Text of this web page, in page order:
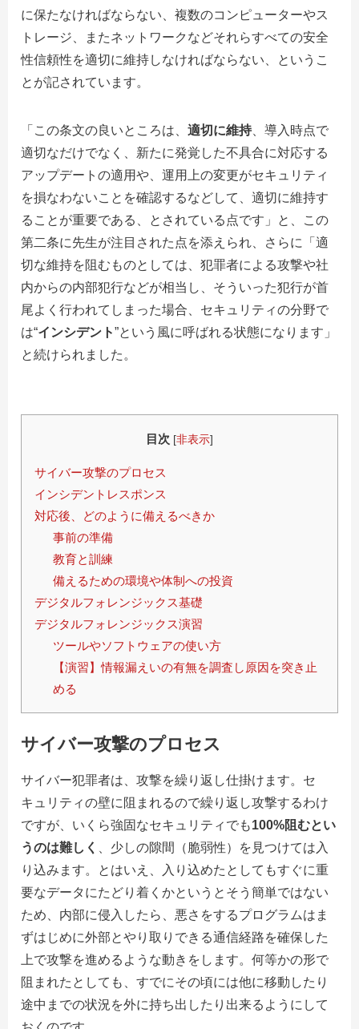
に保たなければならない、複数のコンピューターやス
トレージ、またネットワークなどそれらすべての安全
性信頼性を適切に維持しなければならない、というこ
とが記されています。
「この条文の良いところは、 適切に維持、導入時点で
適切なだけでなく、新たに発覚した不具合に対応する
アップデートの適用や、運用上の変更がセキュリティ
を損なわないことを確認するなどして、適切に維持す
ることが重要である、とされている点です」と、この
第二条に先生が注目された点を添えられ、さらに「適
切な維持を阻むものとしては、犯罪者による攻撃や社
内からの内部犯行などが相当し、そういった犯行が首
尾よく行われてしまった場合、セキュリティの分野で
は“インシデント”という風に呼ばれる状態になります」
と続けられました。
目次 [非表示]
サイバー攻撃のプロセス
インシデントレスポンス
対応後、どのように備えるべきか
事前の準備
教育と訓練
備えるための環境や体制への投資
デジタルフォレンジックス基礎
デジタルフォレンジックス演習
ツールやソフトウェアの使い方
【演習】情報漏えいの有無を調査し原因を突き止
める
サイバー攻撃のプロセス
サイバー犯罪者は、攻撃を繰り返し仕掛けます。セ
キュリティの壁に阻まれるので繰り返し攻撃するわけ
ですが、いくら強固なセキュリティでも100%阻むとい
うのは難しく
、少しの隙間（脆弱性）を見つけては入
り込みます。とはいえ、入り込めたとしてもすぐに重
要なデータにたどり着くかというとそう簡単ではない
ため、内部に侵入したら、悪さをするプログラムはま
ずはじめに外部とやり取りできる通信経路を確保した
上で攻撃を進めるような動きをします。何等かの形で
阻まれたとしても、すでにその頃には他に移動したり
途中までの状況を外に持ち出したり出来るようにして